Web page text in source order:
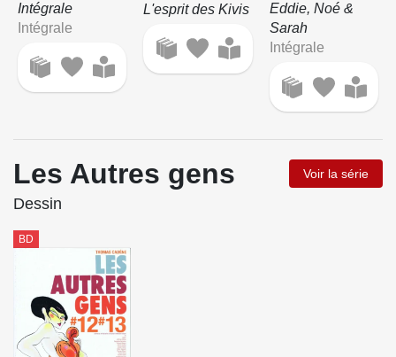
Intégrale
Intégrale
L'esprit des Kivis
Eddie, Noé &
Sarah
Intégrale
Les Autres gens Voir la série
Dessin
BD